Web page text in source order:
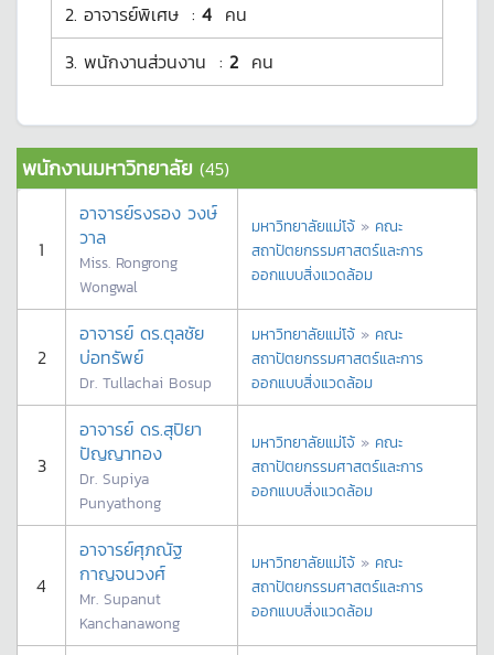
2. อาจารย์พิเศษ : 4 คน
3. พนักงานส่วนงาน : 2 คน
พนักงานมหาวิทยาลัย (45)
1
อาจารย์รงรอง วงษ์
วาล
Miss. Rongrong
Wongwal
มหาวิทยาลัยแม่โจ้ » คณะ
สถาปัตยกรรมศาสตร์และการ
ออกแบบสิ่งแวดล้อม
2
อาจารย์ ดร.ตุลชัย
บ่อทรัพย์
Dr. Tullachai Bosup
มหาวิทยาลัยแม่โจ้ » คณะ
สถาปัตยกรรมศาสตร์และการ
ออกแบบสิ่งแวดล้อม
3
อาจารย์ ดร.สุปิยา
ปัญญาทอง
Dr. Supiya
Punyathong
มหาวิทยาลัยแม่โจ้ » คณะ
สถาปัตยกรรมศาสตร์และการ
ออกแบบสิ่งแวดล้อม
4
อาจารย์ศุภณัฐ
กาญจนวงศ์
Mr. Supanut
Kanchanawong
มหาวิทยาลัยแม่โจ้ » คณะ
สถาปัตยกรรมศาสตร์และการ
ออกแบบสิ่งแวดล้อม